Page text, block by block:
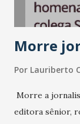
Morre
Por Lauriberto
Morre a
editora sênior,